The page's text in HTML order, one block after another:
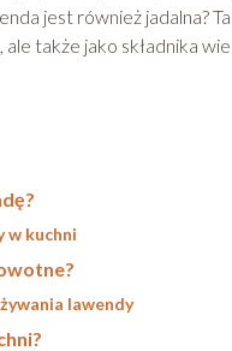
jest również jadalna?
także jako składnika
w kuchni
lawendy